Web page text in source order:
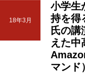
18年3月
小学生
持を得
氏の
えた中
マンド